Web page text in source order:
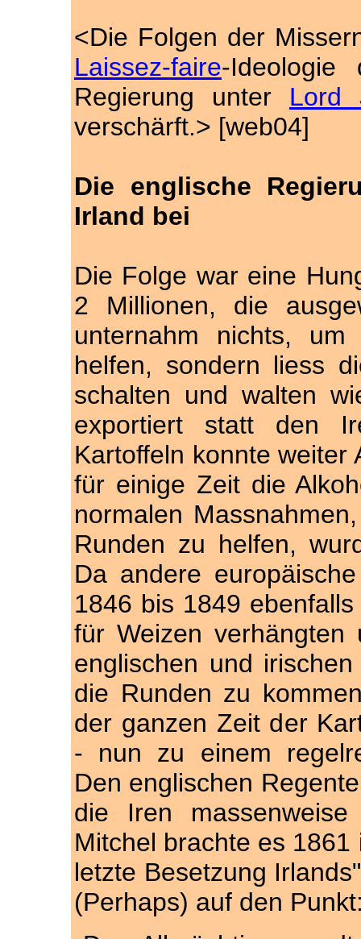
<Die Folgen der
Laissez-faire-
Regierung unter Lord
verschärft.> [web04]
Die englische
Irland bei
Die Folge war eine
2 Millionen, die
unternahm nichts,
helfen, sondern liess
schalten und walten
exportiert statt den
Kartoffeln konnte weiter
für einige Zeit die
normalen
Runden zu helfen,
Da andere
1846 bis 1849
für Weizen verhängten
englischen und
die Runden zu
der ganzen Zeit der
- nun zu einem
Den englischen
die Iren
Mitchel brachte es
letzte Besetzung
(Perhaps) auf den